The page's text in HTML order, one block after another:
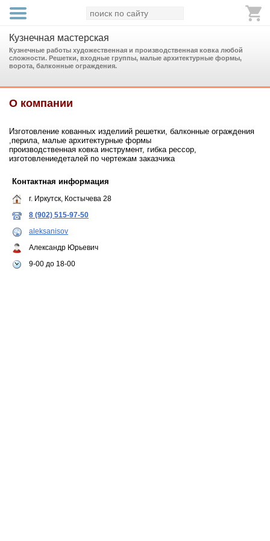
Кузнечная мастерская
Кузнечные работы художественная и производственная ковка любой
сложности. Решетки, входные группы, малые архитектурные формы,
ворота, балконные ограждения.
О компании
Изготовление кованных изделиий решетки, балконные ограждения
,перила, малые архитектурные формы
производственная ковка инструмент, гибка рессор,
изготовлениедеталей по чертежам заказчика
Контактная информация
г. Иркутск, Костычева 28
8 (902) 515-97-50
aleksanisov
Александр Юрьевич
9-00 до 18-00